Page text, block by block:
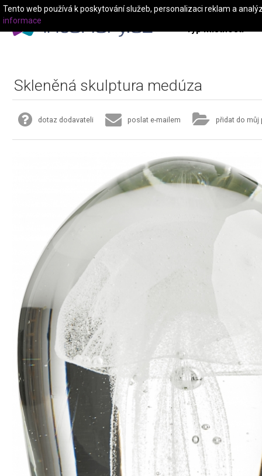
Typ místnosti
Skleněná skulptura medúza
dotaz dodavateli poslat e-mailem přidat do můj
Tento web používá k poskytování služeb, personalizaci reklam a
informace